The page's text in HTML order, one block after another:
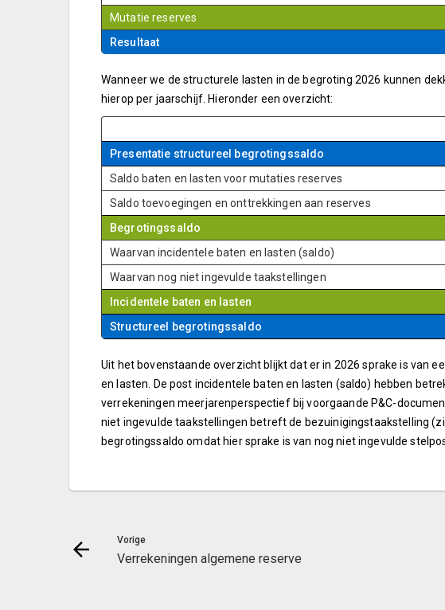
Mutatie reserves
Resultaat
Wanneer we de structurele lasten in de begroting 2026 kunnen
hierop per jaarschijf. Hieronder een overzicht:
Presentatie structureel begrotingssaldo
Saldo baten en lasten voor mutaties reserves
Saldo toevoegingen en onttrekkingen aan reserves
Begrotingssaldo
Waarvan incidentele baten en lasten (saldo)
Waarvan nog niet ingevulde taakstellingen
Incidentele baten en lasten
Structureel begrotingssaldo
Uit het bovenstaande overzicht blijkt dat er in 2026 sprake is van
en lasten. De post incidentele baten en lasten (saldo) hebben
verrekeningen meerjarenperspectief bij voorgaande P&C-
niet ingevulde taakstellingen betreft de bezuinigingstaakstelling
begrotingssaldo omdat hier sprake is van nog niet ingevulde
Vorige
Verrekeningen algemene reserve